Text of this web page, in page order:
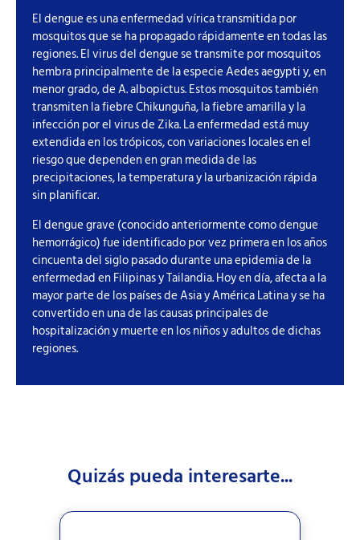
El dengue es una enfermedad vírica transmitida por
mosquitos que se ha propagado rápidamente en todas las
regiones. El virus del dengue se transmite por mosquitos
hembra principalmente de la especie Aedes aegypti y, en
menor grado, de A. albopictus. Estos mosquitos también
transmiten la fiebre Chikunguña, la fiebre amarilla y la
infección por el virus de Zika. La enfermedad está muy
extendida en los trópicos, con variaciones locales en el
riesgo que dependen en gran medida de las
precipitaciones, la temperatura y la urbanización rápida
sin planificar.
El dengue grave (conocido anteriormente como dengue
hemorrágico) fue identificado por vez primera en los años
cincuenta del siglo pasado durante una epidemia de la
enfermedad en Filipinas y Tailandia. Hoy en día, afecta a la
mayor parte de los países de Asia y América Latina y se ha
convertido en una de las causas principales de
hospitalización y muerte en los niños y adultos de dichas
regiones.
Quizás pueda interesarte...